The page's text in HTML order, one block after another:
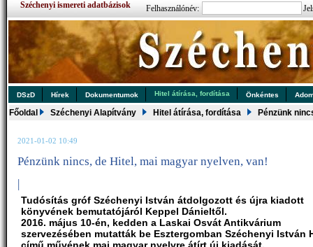
Széchenyi ismereti adatbázisok Felhasználónév:
DSzD Hírek Dokumentumok Hitel átírása, fordítása Önkéntes
Főoldal Széchenyi Alapítvány Hitel átírása, fordítása Pénzünk
2021-01-02 10:49
Pénzünk nincs, de Hitel, mai magyar nyelven, van!
|
Tudósítás gróf Széchenyi István átdolgozott és újra kiadott
könyvének bemutatójáról Keppel Dánieltől.
2016. május 10-én, kedden a Laskai Osvát Antikvárium
szervezésében mutatták be Esztergomban Széchenyi István